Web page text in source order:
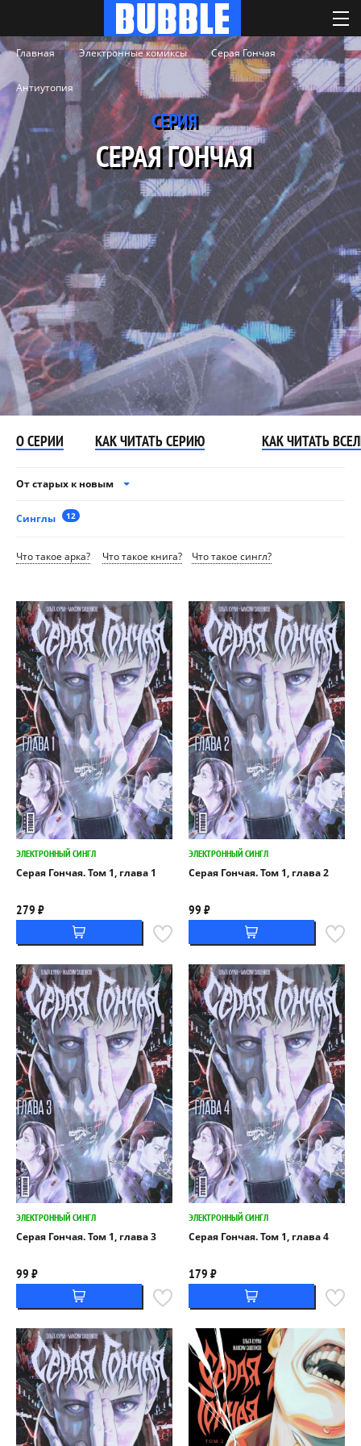
Главная Электронные комиксы Серая Гончая
Антиутопия
СЕРИЯ
СЕРАЯ ГОНЧАЯ
О СЕРИИ КАК ЧИТАТЬ СЕРИЮ КАК ЧИТАТЬ
От старых к новым
Синглы 12
Что такое арка? Что такое книга? Что такое сингл?
ЭЛЕКТРОННЫЙ СИНГЛ
Серая Гончая. Том 1, глава 1
279 ₽
ЭЛЕКТРОННЫЙ СИНГЛ
Серая Гончая. Том 1, глава 2
99 ₽
ЭЛЕКТРОННЫЙ СИНГЛ
Серая Гончая. Том 1, глава 3
99 ₽
ЭЛЕКТРОННЫЙ СИНГЛ
Серая Гончая. Том 1, глава 4
179 ₽